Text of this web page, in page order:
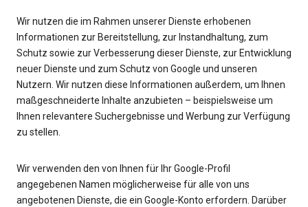
Wir nutzen die im Rahmen unserer Dienste erhobenen
Informationen zur Bereitstellung, zur Instandhaltung, zum
Schutz sowie zur Verbesserung dieser Dienste, zur Entwicklung
neuer Dienste und zum Schutz von Google und unseren
Nutzern. Wir nutzen diese Informationen außerdem, um Ihnen
maßgeschneiderte Inhalte anzubieten – beispielsweise um
Ihnen relevantere Suchergebnisse und Werbung zur Verfügung
zu stellen.
Wir verwenden den von Ihnen für Ihr Google-Profil
angegebenen Namen möglicherweise für alle von uns
angebotenen Dienste, die ein Google-Konto erfordern. Darüber